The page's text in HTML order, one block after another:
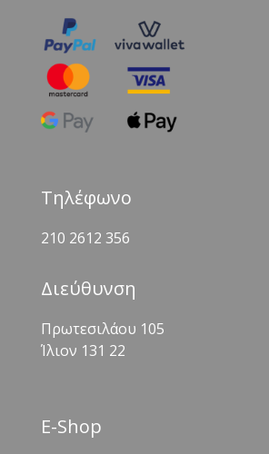
Τηλέφωνο
210 2612 356
Διεύθυνση
Πρωτεσιλάου 105
Ίλιον 131 22
Ε-Shop